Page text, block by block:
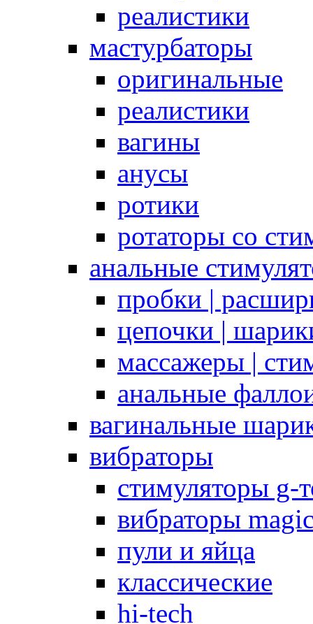
реалистики
мастурбаторы
оригинальные
реалистики
вагины
анусы
ротики
ротаторы со
анальные
пробки |
цепочки |
массажеры |
анальные
вагинальные
вибраторы
стимуляторы g-
вибраторы
пули и яйца
классические
hi-tech